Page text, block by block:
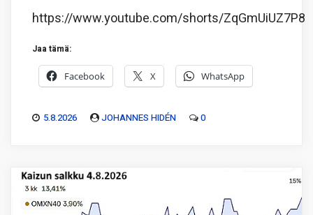
https://www.youtube.com/shorts/ZqGmUiUZ7P8
Jaa tämä:
Facebook X WhatsApp
5.8.2026 JOHANNES HIDÉN 0